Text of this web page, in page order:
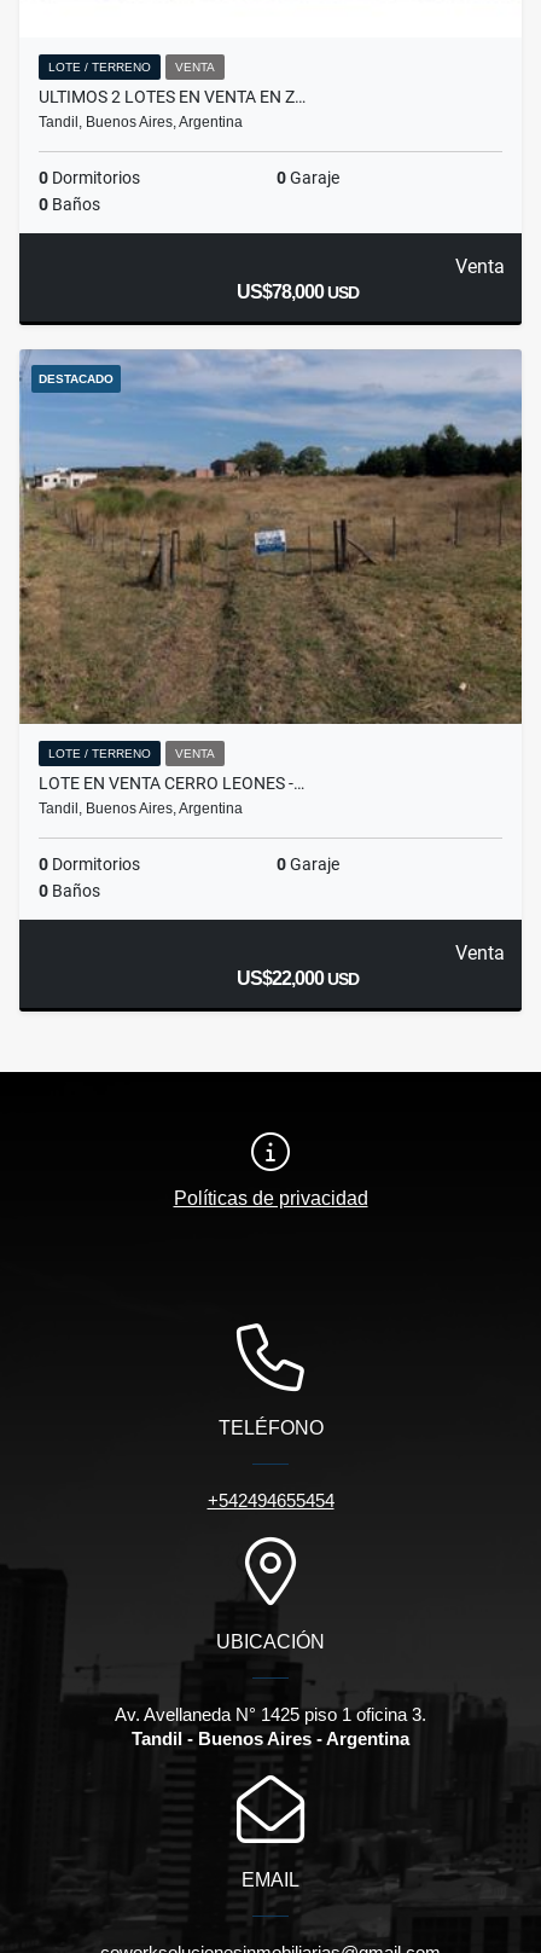
LOTE / TERRENO VENTA
ULTIMOS 2 LOTES EN VENTA EN Z…
Tandil, Buenos Aires, Argentina
0 Dormitorios 0Garaje
0 Baños
Venta
US$78,000USD
DESTACADO
LOTE / TERRENO VENTA
LOTE EN VENTA CERRO LEONES -…
Tandil, Buenos Aires, Argentina
0 Dormitorios 0Garaje
0 Baños
Venta
US$22,000USD
Políticas de privacidad
TELÉFONO
+542494655454
UBICACIÓN
Av. Avellaneda N° 1425 piso 1 oficina 3.
Tandil - Buenos Aires - Argentina
EMAIL